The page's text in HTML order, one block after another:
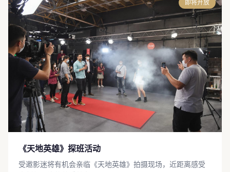
即将开放
《天地英雄》探班活动
受邀影迷将有机会亲临《天地英雄》拍摄现场，近距离感受